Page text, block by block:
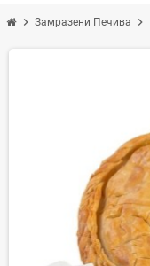
chevron_right Замразени Печива chevron_right